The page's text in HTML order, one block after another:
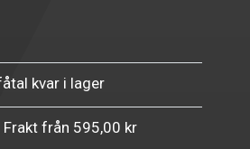
kvar i lager
Frakt från 595,00 kr